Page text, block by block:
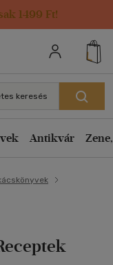
1499 Ft!
keresés
Antikvár